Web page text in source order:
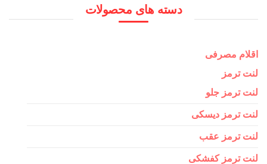
دسته های محصولات
اقلام مصرفی
لنت ترمز
لنت ترمز جلو
لنت ترمز دیسکی
لنت ترمز عقب
لنت ترمز کفشکی